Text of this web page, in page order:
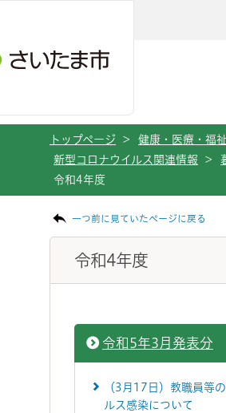
トップページ > 健康・医療・福祉
新型コロナウイルス関連情報
>
令和4年度
一つ前に見ていたページに戻る
令和4年度
令和5年3月発表分
（3月17日）教職員等
ルス感染について